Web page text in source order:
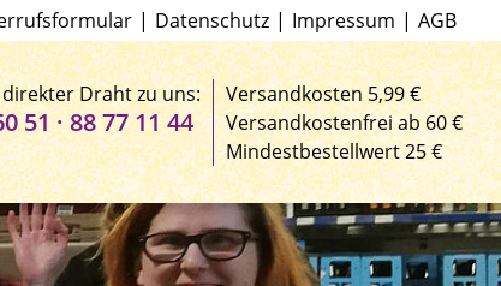
| Datenschutz | Impressum | AGB
Draht zu uns:
51 · 88 77 11 44
Versandkosten 5,99 €
Versandkostenfrei ab 60 €
Mindestbestellwert 25 €